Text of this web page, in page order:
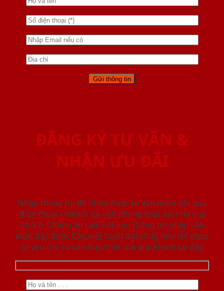
ĐĂNG KÝ TƯ VẤN &
NHẬN ƯU ĐÃI
Nhập thông tin để nhận được tư vấn miễn phí qua
điện thoại / email/ tại văn phòng hoặc tại nhà quý
khách. Chúng tôi cam kết mọi thông tin nhập vào
dưới đây được bảo mật tuyệt đối cũng như chỉ phục
vụ yêu cầu tư vấn duy nhất của quý khách tại đây.